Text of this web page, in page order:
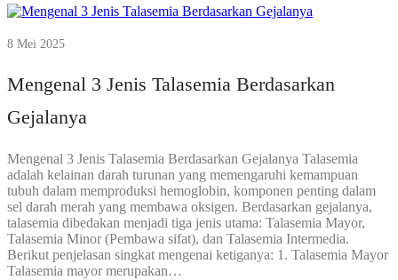
8 Mei 2025
Mengenal 3 Jenis Talasemia Berdasarkan
Gejalanya
Mengenal 3 Jenis Talasemia Berdasarkan Gejalanya Talasemia
adalah kelainan darah turunan yang memengaruhi kemampuan
tubuh dalam memproduksi hemoglobin, komponen penting dalam
sel darah merah yang membawa oksigen. Berdasarkan gejalanya,
talasemia dibedakan menjadi tiga jenis utama: Talasemia Mayor,
Talasemia Minor (Pembawa sifat), dan Talasemia Intermedia.
Berikut penjelasan singkat mengenai ketiganya: 1. Talasemia Mayor
Talasemia mayor merupakan…